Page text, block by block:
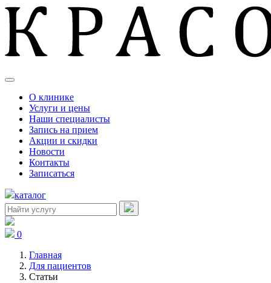
О клинике
Услуги и цены
Наши специалисты
Запись на прием
Акции и скидки
Новости
Контакты
Записаться
каталог
0
Главная
Для пациентов
Статьи